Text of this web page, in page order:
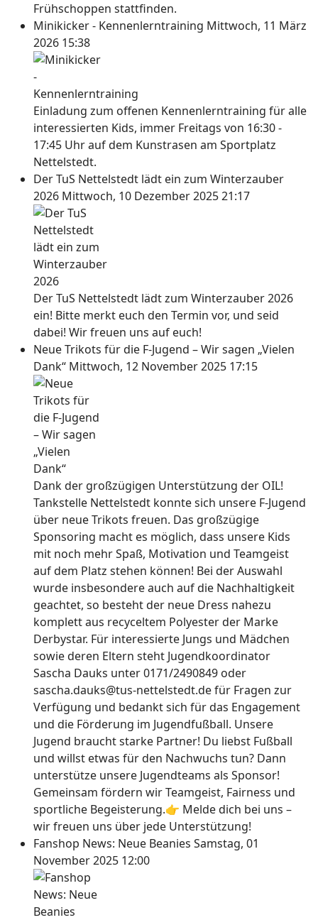
Frühschoppen stattfinden.
Minikicker - Kennenlerntraining Mittwoch, 11 März
2026 15:38
Einladung zum offenen Kennenlerntraining für alle
interessierten Kids, immer Freitags von 16:30 -
17:45 Uhr auf dem Kunstrasen am Sportplatz
Nettelstedt.
Der TuS Nettelstedt lädt ein zum Winterzauber
2026 Mittwoch, 10 Dezember 2025 21:17
Der TuS Nettelstedt lädt zum Winterzauber 2026
ein! Bitte merkt euch den Termin vor, und seid
dabei! Wir freuen uns auf euch!
Neue Trikots für die F-Jugend – Wir sagen „Vielen
Dank“ Mittwoch, 12 November 2025 17:15
Dank der großzügigen Unterstützung der OIL!
Tankstelle Nettelstedt konnte sich unsere F-Jugend
über neue Trikots freuen. Das großzügige
Sponsoring macht es möglich, dass unsere Kids
mit noch mehr Spaß, Motivation und Teamgeist
auf dem Platz stehen können! Bei der Auswahl
wurde insbesondere auch auf die Nachhaltigkeit
geachtet, so besteht der neue Dress nahezu
komplett aus recyceltem Polyester der Marke
Derbystar. Für interessierte Jungs und Mädchen
sowie deren Eltern steht Jugendkoordinator
Sascha Dauks unter 0171/2490849 oder
sascha.dauks@tus-nettelstedt.de für Fragen zur
Verfügung und bedankt sich für das Engagement
und die Förderung im Jugendfußball. Unsere
Jugend braucht starke Partner! Du liebst Fußball
und willst etwas für den Nachwuchs tun? Dann
unterstütze unsere Jugendteams als Sponsor!
Gemeinsam fördern wir Teamgeist, Fairness und
sportliche Begeisterung.👉 Melde dich bei uns –
wir freuen uns über jede Unterstützung!
Fanshop News: Neue Beanies Samstag, 01
November 2025 12:00